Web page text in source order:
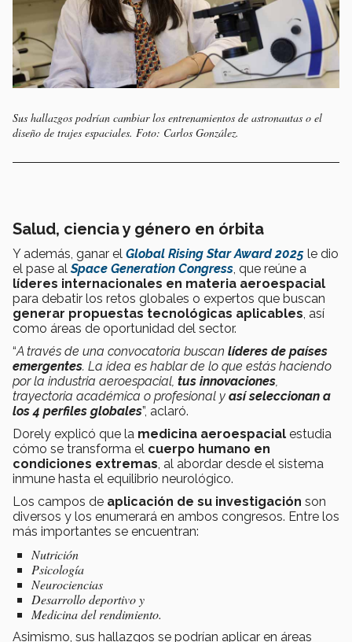
Sus hallazgos podrían cambiar los entrenamientos de astronautas o el
diseño de trajes espaciales. Foto: Carlos González.
Salud, ciencia y género en órbita
Y además, ganar el Global Rising Star Award 2025 le dio
el pase alSpace Generation Congress, que reúne a
líderes internacionales en materia aeroespacial
para debatir los retos globales o expertos que buscan
generar propuestas tecnológicas aplicables, así
como áreas de oportunidad del sector.
“A través de una convocatoria buscan líderes de países
emergentes. La idea es hablar de lo que estás haciendo
por la industria aeroespacial, tus innovaciones,
trayectoria académica o profesional y así seleccionan a
los 4 perfiles globales”, aclaró.
Dorely explicó que la medicina aeroespacial estudia
cómo se transforma el cuerpo humano en
condiciones extremas, al abordar desde el sistema
inmune hasta el equilibrio neurológico.
Los campos de aplicación de su investigación son
diversos y los enumerará en ambos congresos. Entre los
más importantes se encuentran:
Nutrición
Psicología
Neurociencias
Desarrollo deportivo y
Medicina del rendimiento.
Asimismo, sus hallazgos se podrían aplicar en áreas